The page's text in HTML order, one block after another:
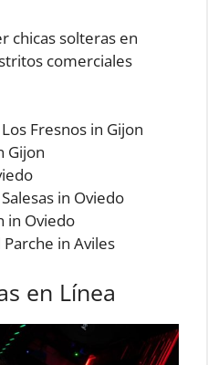
chicas solteras en
comerciales
Fresnos in Gijon
Gijon
in Oviedo
in Oviedo
Parche in Aviles
en Línea